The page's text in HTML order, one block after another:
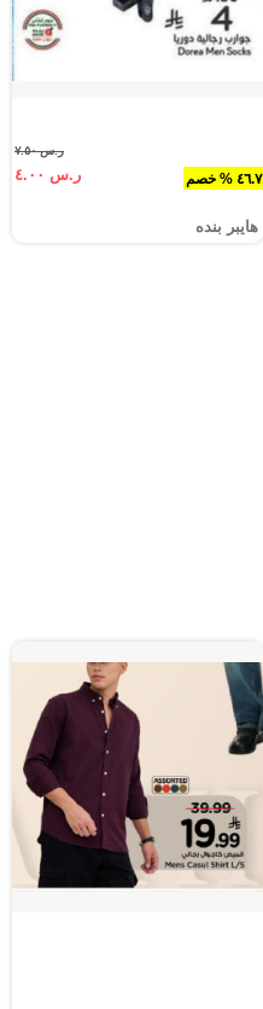
٤٦.٧ % خصم
ر.س ٧.٥٠
ر.س ٤.٠٠
هايبر بنده